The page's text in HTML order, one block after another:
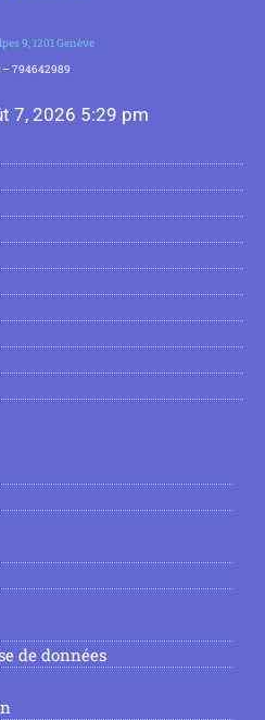
9, 1201 Genève
– 794642989
7, 2026 5:29 pm
de données